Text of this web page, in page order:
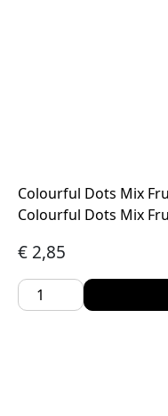
Colourful Dots Mix
Colourful Dots Mix
€ 2,85